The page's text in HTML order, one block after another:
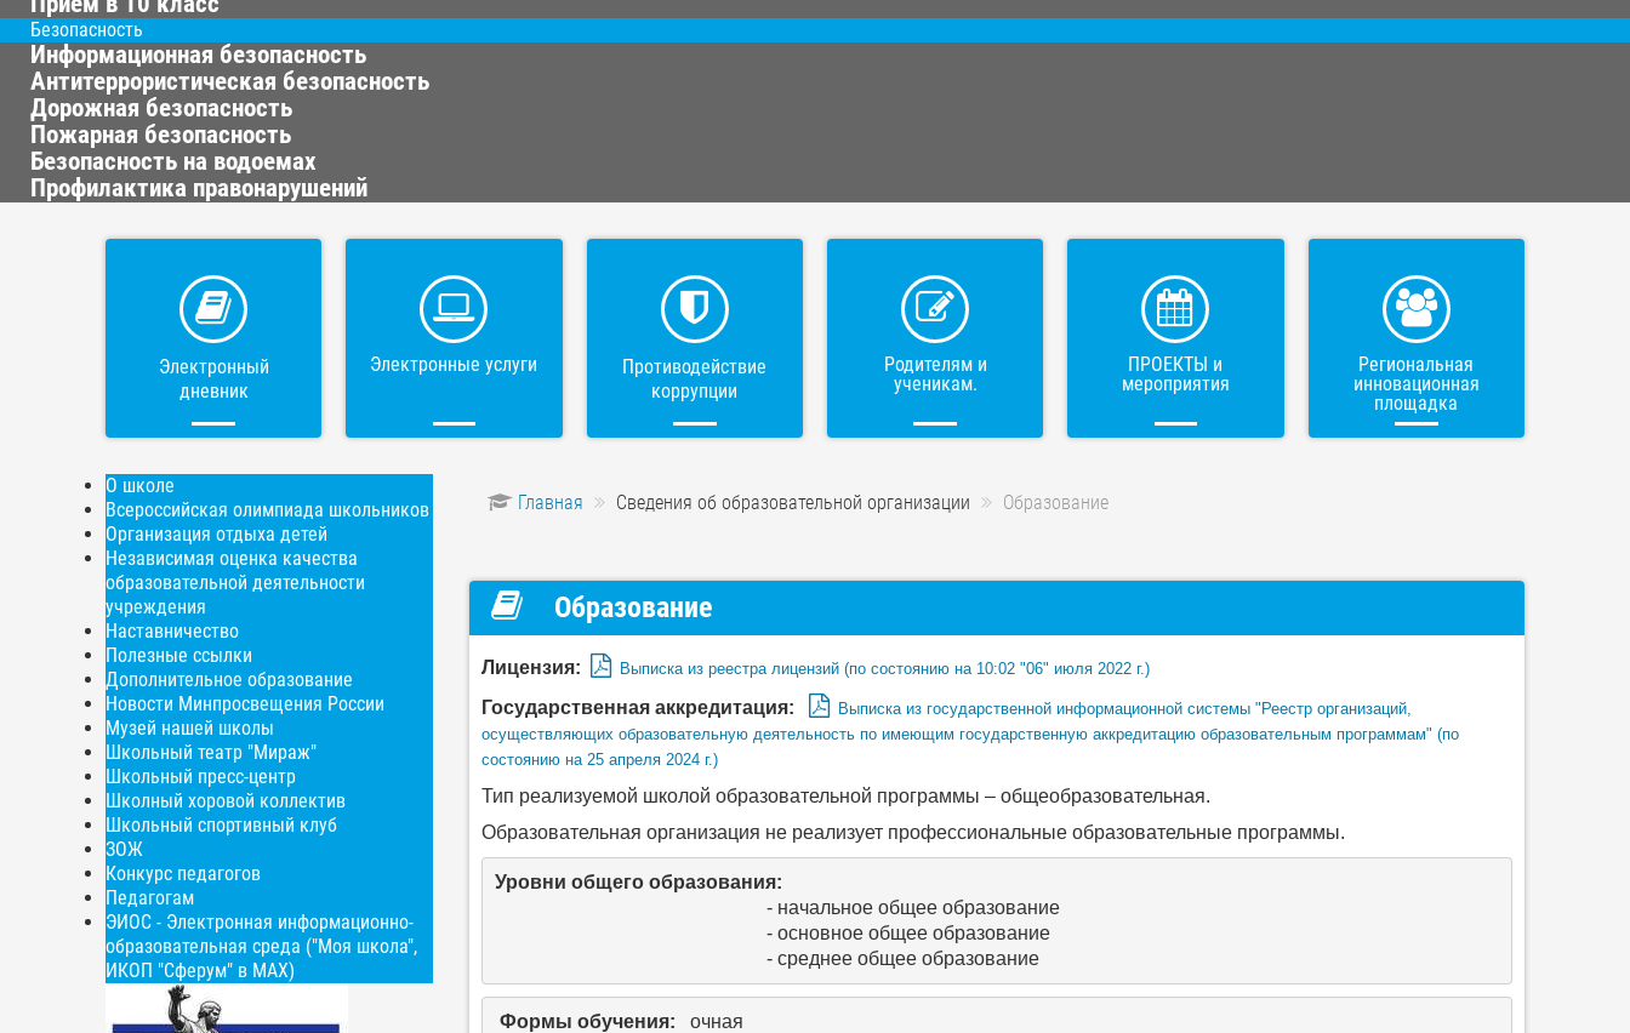
Безопасность
Информационная безопасность
Антитеррористическая безопасность
Дорожная безопасность
Пожарная безопасность
Безопасность на водоемах
Профилактика правонарушений
Электронный
дневник
Электронные услуги
Противодействие
коррупции
Родителям и
ученикам.
ПРОЕКТЫ и
мероприятия
Региональная
инновационная
площадка
О школе
Всероссийская олимпиада школьников
Организация отдыха детей
Независимая оценка качества
образовательной деятельности
учреждения
Наставничество
Полезные ссылки
Дополнительное образование
Новости Минпросвещения России
Музей нашей школы
Школьный театр "Мираж"
Школьный пресс-центр
Школный хоровой коллектив
Школьный спортивный клуб
ЗОЖ
Конкурс педагогов
Педагогам
ЭИОС - Электронная информационно-
образовательная среда ("Моя школа",
ИКОП "Сферум" в МАХ)
Главная Сведения об образовательной организации Образование
Образование
Лицензия: Выписка из реестра лицензий (по состоянию на 10:02 "06" июля 2022 г.)
Государственная аккредитация:
Выписка из государственной информационной системы "Реестр организаций,
осуществляющих образовательную деятельность по имеющим государственную аккредитацию образовательным программам" (по
состоянию на 25 апреля 2024 г.)
Тип реализуемой школой образовательной программы – общеобразовательная.
Образовательная организация не реализует профессиональные образовательные программы.
Уровни общего образования:
                                                        - начальное общее образование
                                                        - основное общее образование
                                                        - среднее общее образование
Формы обучения:
   очная